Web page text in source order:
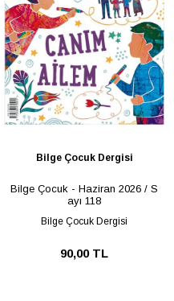
Bilge Çocuk Dergisi
Bilge Çocuk - Haziran 2026 / S
ayı 118
Bilge Çocuk Dergisi
90,00 TL